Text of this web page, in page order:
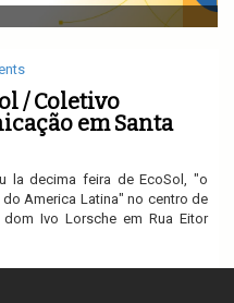
/ Coletivo
em Santa
la decima feira de EcoSol, "o
America Latina" no centro de
Ivo Lorsche em Rua Eitor